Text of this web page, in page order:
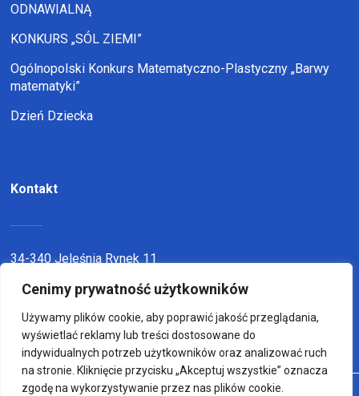
Cenimy prywatność użytkowników
Używamy plików cookie, aby poprawić jakość przeglądania,
wyświetlać reklamy lub treści dostosowane do
indywidualnych potrzeb użytkowników oraz analizować ruch
na stronie. Kliknięcie przycisku „Akceptuj wszystkie” oznacza
zgodę na wykorzystywanie przez nas plików cookie.
ODNAWIALNĄ
KONKURS „SÓL ZIEMI”
Ogólnopolski Konkurs Matematyczno-Plastyczny „Barwy
matematyki”
Dzień Dziecka
Kontakt
34-340 Jeleśnia Rynek 11
telefon:338636116
email:sp1jel@op.pl